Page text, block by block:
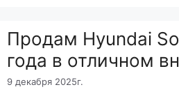
Продам Hyundai
года в отличном
9 декабря 2025г.